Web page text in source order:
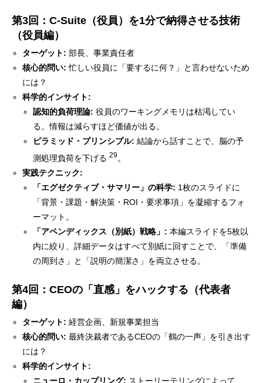
第3回：C-Suite（役員）を1分で納得させる技術
（役員編）
ターゲット: 部長、事業責任者
核心的問い: 忙しい役員に「要するに何？」と言わせないため
には？
科学的インサイト:
認知的負荷理論: 役員のワーキングメモリは枯渇してい
る。情報は減らすほど価値が出る。
ピラミッド・プリンシプル: 結論から話すことで、脳の予
測処理負荷を下げる29。
実践テクニック:
「エグゼクティブ・サマリー」の科学: 1枚のスライドに
「背景・課題・解決策・ROI・要求事項」を凝縮するフォ
ーマット。
「アペンディックス（別紙）戦略」: 本編スライドを5枚以
内に絞り、詳細データはすべて別紙に回すことで、「準備
の周到さ」と「説明の簡潔さ」を両立させる。
第4回：CEOの「直感」をハックする（代表者
編）
ターゲット: 経営企画、新規事業担当
核心的問い: 最終決裁者であるCEOの「鶴の一声」を引き出す
には？
科学的インサイト:
ニューロ・カップリング: ストーリーテリングによって、